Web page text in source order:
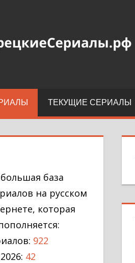
ТЕКУЩИЕ СЕРИАЛЫ
база
на русском
которая
922
42